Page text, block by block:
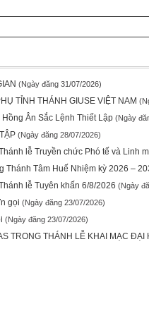
(Ngày đăng 31/07/2026)
TỈNH THÁNH GIUSE VIỆT NAM
Ân Sắc Lệnh Thiết Lập (Ngày
(Ngày đăng 28/07/2026)
lễ Truyền chức Phó tế và Linh
Thánh Tâm Huế Nhiệm kỳ 2026 –
lễ Tuyên khấn 6/8/2026 (Ngày
gọi (Ngày đăng 23/07/2026)
(Ngày đăng 23/07/2026)
TRONG THÁNH LỄ KHAI MẠC ĐẠI